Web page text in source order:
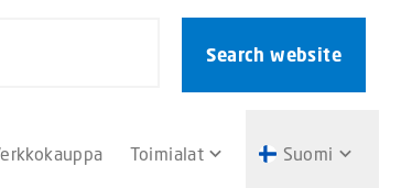
Search website
Toimialat Suomi